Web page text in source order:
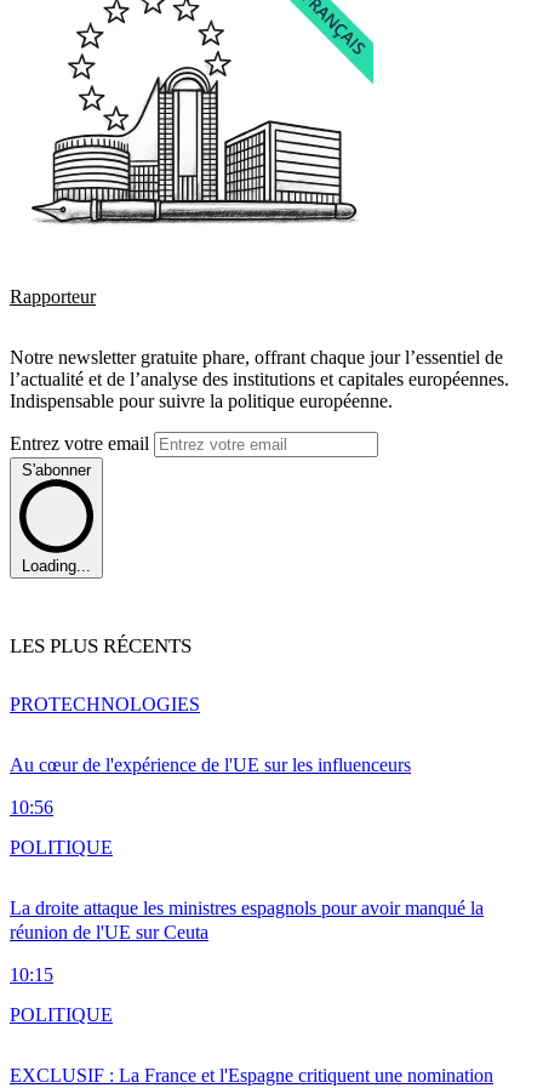
Rapporteur
Notre newsletter gratuite phare, offrant chaque jour l’essentiel de
l’actualité et de l’analyse des institutions et capitales européennes.
Indispensable pour suivre la politique européenne.
Entrez votre email
S'abonner
Loading...
LES PLUS RÉCENTS
Au cœur de l'expérience de l'UE sur les influenceurs
10:56
PROTECHNOLOGIES
La droite attaque les ministres espagnols pour avoir manqué la
réunion de l'UE sur Ceuta
10:15
POLITIQUE
EXCLUSIF : La France et l'Espagne critiquent une nomination
POLITIQUE